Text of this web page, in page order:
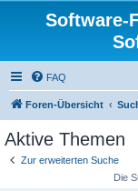
Software-
FAQ
Foren-Übersicht
Aktive Themen
Zur erweiterten Suche
Die